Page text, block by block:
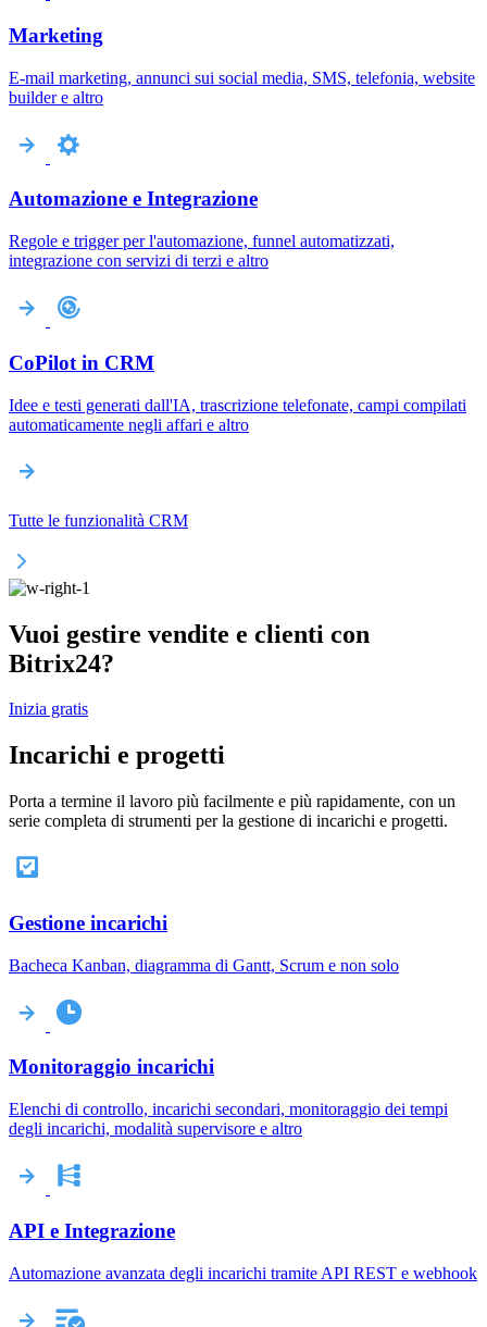
Marketing
E-mail marketing, annunci sui social media, SMS, telefonia, website
builder e altro
Automazione e Integrazione
Regole e trigger per l'automazione, funnel automatizzati,
integrazione con servizi di terzi e altro
CoPilot in CRM
Idee e testi generati dall'IA, trascrizione telefonate, campi compilati
automaticamente negli affari e altro
Tutte le funzionalità CRM
Vuoi gestire vendite e clienti con
Bitrix24?
Inizia gratis
Incarichi e progetti
Porta a termine il lavoro più facilmente e più rapidamente, con un
serie completa di strumenti per la gestione di incarichi e progetti.
Gestione incarichi
Bacheca Kanban, diagramma di Gantt, Scrum e non solo
Monitoraggio incarichi
Elenchi di controllo, incarichi secondari, monitoraggio dei tempi
degli incarichi, modalità supervisore e altro
API e Integrazione
Automazione avanzata degli incarichi tramite API REST e webhook